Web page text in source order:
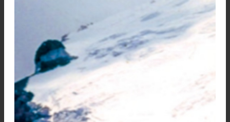
El inicio del Glaciar de los Polacos